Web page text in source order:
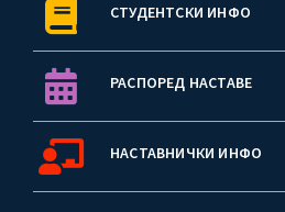
СТУДЕНТСКИ ИНФО
РАСПОРЕД НАСТАВЕ
НАСТАВНИЧКИ ИНФО